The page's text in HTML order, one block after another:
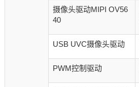
摄像头驱动MIPI OV56
40
USB UVC摄像头驱动
PWM控制驱动